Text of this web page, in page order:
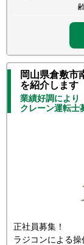
岡山県倉敷市
を紹介します
業績好調によ
クレーン運転士
正社員募集！
ラジコンによる